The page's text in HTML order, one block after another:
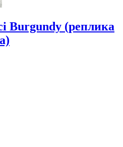
Burgundy (реплика